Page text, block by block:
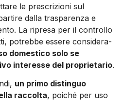
le prescrizioni sul
dalla trasparenza e
La ripresa per il controllo
potrebbe essere considera­
domestico solo se
interesse del proprietario.
un primo distinguo
raccolta, poiché per uso